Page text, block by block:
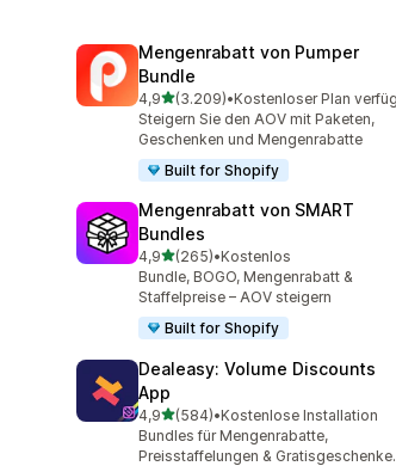
Mengenrabatt von Pumper
Bundle
4,9von 5 Sternen
(3.209)
3209 Rezensionen insgesamt
•
Steigern Sie den AOV mit Paketen,
Geschenken und Mengenrabatte
Built for Shopify
Mengenrabatt von SMART
Bundles
4,9von 5 Sternen
(265)
265 Rezensionen insgesamt
•Kostenlos
Bundle, BOGO, Mengenrabatt &
Staffelpreise – AOV steigern
Built for Shopify
Dealeasy: Volume Discounts
App
4,9von 5 Sternen
(584)
584 Rezensionen insgesamt
•Kostenlose Installation
Bundles für Mengenrabatte,
Preisstaffelungen & Gratisgeschenke.